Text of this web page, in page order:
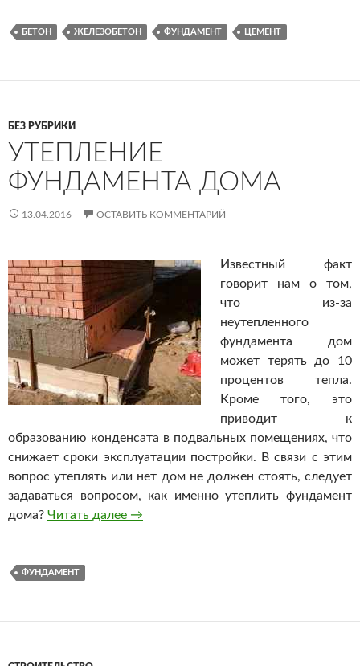
БЕТОН ЖЕЛЕЗОБЕТОН ФУНДАМЕНТ ЦЕМЕНТ
БЕЗ РУБРИКИ
УТЕПЛЕНИЕ
ФУНДАМЕНТА ДОМА
13.04.2016 ОСТАВИТЬ КОММЕНТАРИЙ
Известный факт
говорит нам о том,
что из-за
неутепленного
фундамента дом
может терять до 10
процентов тепла.
Кроме того, это
приводит к
образованию конденсата в подвальных помещениях, что
снижает сроки эксплуатации постройки. В связи с этим
вопрос утеплять или нет дом не должен стоять, следует
задаваться вопросом, как именно утеплить фундамент
дома? Читать далее Утепление фундамента дома
→
ФУНДАМЕНТ